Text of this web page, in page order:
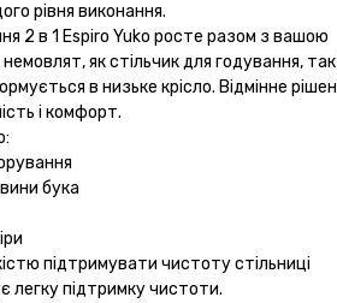
рівня виконання.
2 в 1 Espiro Yuko росте разом з вашою
як стільчик для годування, так
в низьке крісло. Відмінне
і комфорт.
бука
підтримувати чистоту стільниці
легку підтримку чистоти.